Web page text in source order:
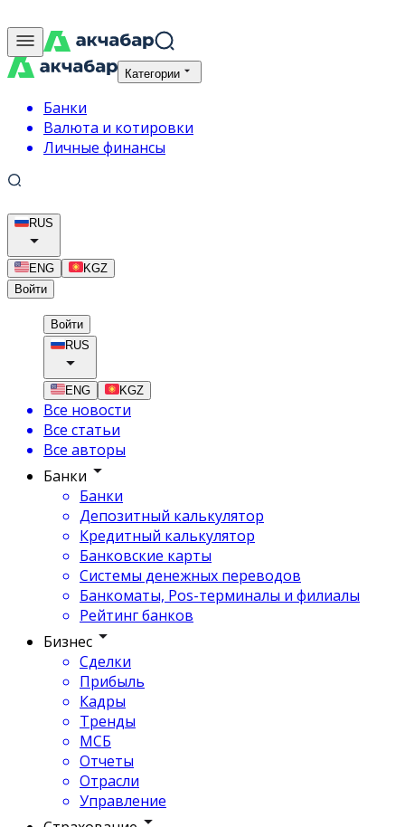
Категории
Банки
Валюта и котировки
Личные финансы
RUS
ENG
KGZ
Войти
Войти
RUS
ENG KGZ
Все новости
Все статьи
Все авторы
Банки
Банки
Депозитный калькулятор
Кредитный калькулятор
Банковские карты
Системы денежных переводов
Банкоматы, Pos-терминалы и филиалы
Рейтинг банков
Бизнес
Сделки
Прибыль
Кадры
Тренды
МСБ
Отчеты
Отрасли
Управление